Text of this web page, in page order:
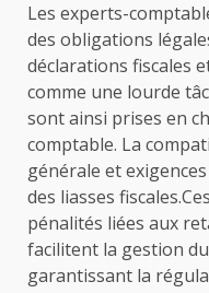
Les experts-
des obligations
déclarations fiscales
comme une lourde
sont ainsi prises en
comptable. La
générale et
des liasses
pénalités liées aux
facilitent la gestion
garantissant la